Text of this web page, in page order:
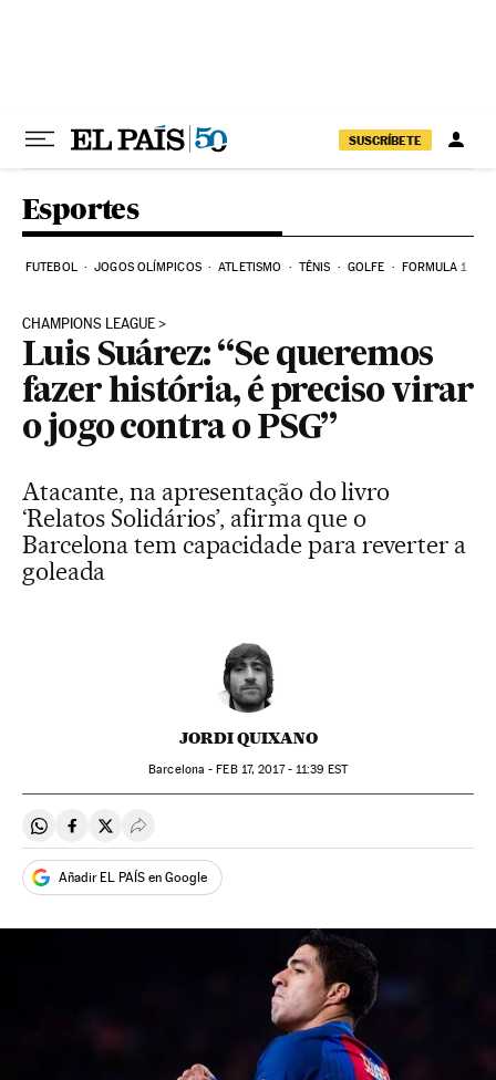
SUSCRÍBETE
Esportes
FUTEBOL JOGOS OLÍMPICOS ATLETISMO TÊNIS GOLFE FORMULA 1
CHAMPIONS LEAGUE
Luis Suárez: “Se queremos
fazer história, é preciso virar
o jogo contra o PSG”
Atacante, na apresentação do livro
‘Relatos Solidários’, afirma que o
Barcelona tem capacidade para reverter a
goleada
JORDI QUIXANO
Barcelona -FEB17, 2017 - 11:39 EST
Compartir en Whatsapp
Compartir en Facebook
Compartir en Twitter
Desplegar Redes Sociales
Añadir EL PAÍS en Google